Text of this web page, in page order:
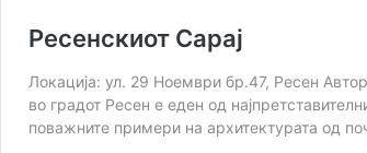
Ресенскиот Сарај
Локација: ул. 29 Ноември бр.47, Ресен
во градот Ресен е еден од
поважните примери на архитектурата од